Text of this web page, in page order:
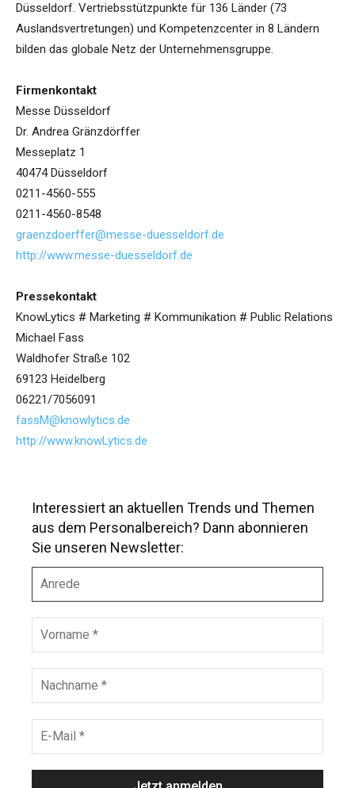
Düsseldorf. Vertriebsstützpunkte für 136 Länder (73
Auslandsvertretungen) und Kompetenzcenter in 8 Ländern
bilden das globale Netz der Unternehmensgruppe.
Firmenkontakt
Messe Düsseldorf
Dr. Andrea Gränzdörffer
Messeplatz 1
40474 Düsseldorf
0211-4560-555
0211-4560-8548
graenzdoerffer@messe-duesseldorf.de
http://www.messe-duesseldorf.de
Pressekontakt
KnowLytics # Marketing # Kommunikation # Public Relations
Michael Fass
Waldhofer Straße 102
69123 Heidelberg
06221/7056091
fassM@knowlytics.de
http://www.knowLytics.de
Interessiert an aktuellen Trends und Themen
aus dem Personalbereich? Dann abonnieren
Sie unseren Newsletter:
r
e
e
r
n
m
c
h
a
M
a